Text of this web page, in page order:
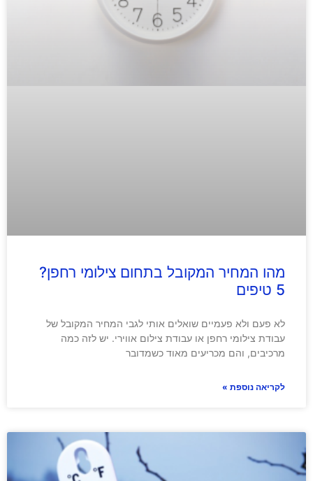
מהו המחיר המקובל בתחום צילומי רחפן?
5 טיפים
לא פעם ולא פעמיים שואלים אותי לגבי המחיר המקובל של
עבודת צילומי רחפן או עבודת צילום אווירי. יש לזה כמה
מרכיבים, והם מכריעים מאוד כשמדובר
לקריאה נוספת »